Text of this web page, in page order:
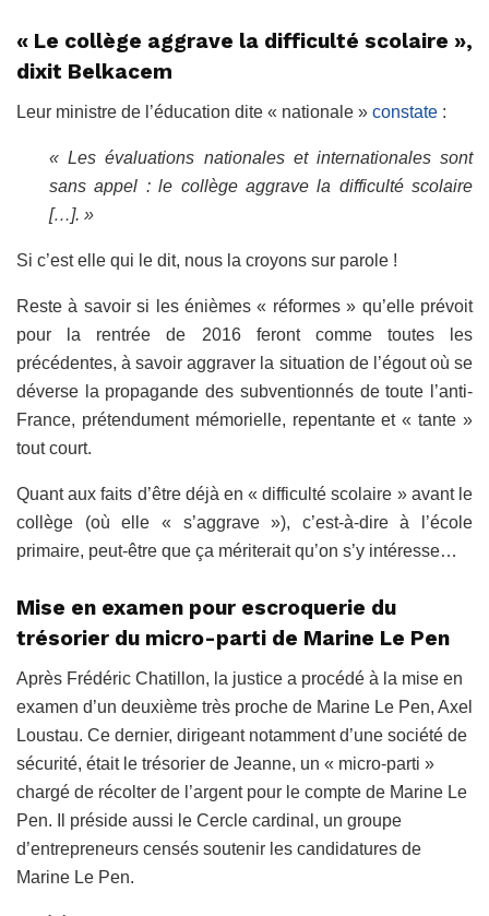
« Le collège aggrave la difficulté scolaire »,
dixit Belkacem
Leur ministre de l’éducation dite « nationale » constate :
« Les évaluations nationales et internationales sont
sans appel : le collège aggrave la difficulté scolaire
[…]. »
Si c’est elle qui le dit, nous la croyons sur parole !
Reste à savoir si les énièmes « réformes » qu’elle prévoit
pour la rentrée de 2016 feront comme toutes les
précédentes, à savoir aggraver la situation de l’égout où se
déverse la propagande des subventionnés de toute l’anti-
France, prétendument mémorielle, repentante et « tante »
tout court.
Quant aux faits d’être déjà en « difficulté scolaire » avant le
collège (où elle « s’aggrave »), c’est-à-dire à l’école
primaire, peut-être que ça mériterait qu’on s’y intéresse…
Mise en examen pour escroquerie du
trésorier du micro-parti de Marine Le Pen
Après Frédéric Chatillon, la justice a procédé à la mise en
examen d’un deuxième très proche de Marine Le Pen, Axel
Loustau. Ce dernier, dirigeant notamment d’une société de
sécurité, était le trésorier de Jeanne, un « micro-parti »
chargé de récolter de l’argent pour le compte de Marine Le
Pen. Il préside aussi le Cercle cardinal, un groupe
d’entrepreneurs censés soutenir les candidatures de
Marine Le Pen.